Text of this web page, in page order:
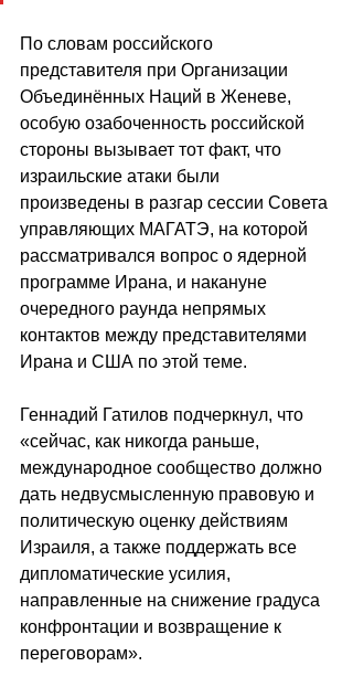
По словам российского
представителя при Организации
Объединённых Наций в Женеве,
особую озабоченность российской
стороны вызывает тот факт, что
израильские атаки были
произведены в разгар сессии Совета
управляющих МАГАТЭ, на которой
рассматривался вопрос о ядерной
программе Ирана, и накануне
очередного раунда непрямых
контактов между представителями
Ирана и США по этой теме.
Геннадий Гатилов подчеркнул, что
«сейчас, как никогда раньше,
международное сообщество должно
дать недвусмысленную правовую и
политическую оценку действиям
Израиля, а также поддержать все
дипломатические усилия,
направленные на снижение градуса
конфронтации и возвращение к
переговорам».